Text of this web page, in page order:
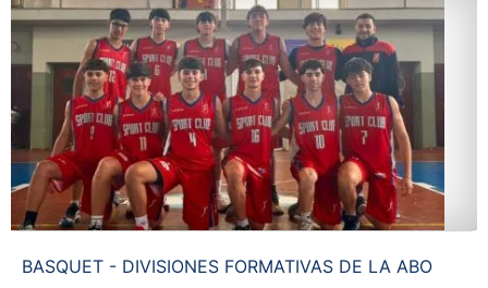
BASQUET - DIVISIONES FORMATIVAS DE LA ABO